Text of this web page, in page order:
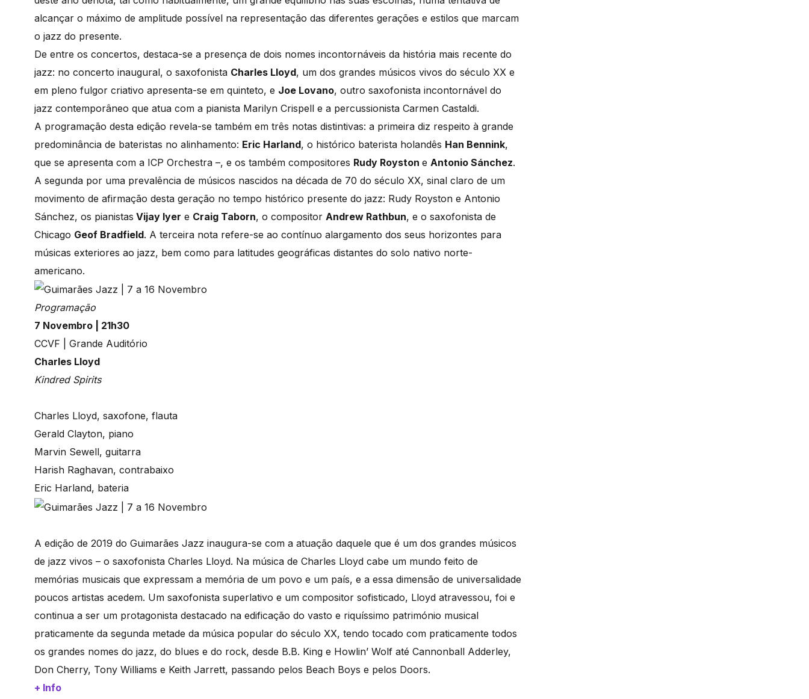
alcançar o máximo de amplitude possível na representação das diferentes gerações e estilos que marcam
o jazz do presente.
De entre os concertos, destaca-se a presença de dois nomes incontornáveis da história mais recente do
jazz: no concerto inaugural, o saxofonista Charles Lloyd, um dos grandes músicos vivos do século XX e
em pleno fulgor criativo apresenta-se em quinteto, e Joe Lovano, outro saxofonista incontornável do
jazz contemporâneo que atua com a pianista Marilyn Crispell e a percussionista Carmen Castaldi.
A programação desta edição revela-se também em três notas distintivas: a primeira diz respeito à grande
predominância de bateristas no alinhamento: Eric Harland, o histórico baterista holandês Han Bennink,
que se apresenta com a ICP Orchestra –, e os também compositores Rudy Royston e Antonio Sánchez.
A segunda por uma prevalência de músicos nascidos na década de 70 do século XX, sinal claro de um
movimento de afirmação desta geração no tempo histórico presente do jazz: Rudy Royston e Antonio
Sánchez, os pianistas Vijay Iyer e Craig Taborn, o compositor Andrew Rathbun, e o saxofonista de
Chicago Geof Bradfield. A terceira nota refere-se ao contínuo alargamento dos seus horizontes para
músicas exteriores ao jazz, bem como para latitudes geográficas distantes do solo nativo norte-
americano.
Programação
7 Novembro | 21h30
CCVF | Grande Auditório
Charles Lloyd
Kindred Spirits
Charles Lloyd, saxofone, flauta
Gerald Clayton, piano
Marvin Sewell, guitarra
Harish Raghavan, contrabaixo
Eric Harland, bateria
A edição de 2019 do Guimarães Jazz inaugura-se com a atuação daquele que é um dos grandes músicos
de jazz vivos – o saxofonista Charles Lloyd. Na música de Charles Lloyd cabe um mundo feito de
memórias musicais que expressam a memória de um povo e um país, e a essa dimensão de universalidade
poucos artistas acedem. Um saxofonista superlativo e um compositor sofisticado, Lloyd atravessou, foi e
continua a ser um protagonista destacado na edificação do vasto e riquíssimo património musical
praticamente da segunda metade da música popular do século XX, tendo tocado com praticamente todos
os grandes nomes do jazz, do blues e do rock, desde B.B. King e Howlin’ Wolf até Cannonball Adderley,
Don Cherry, Tony Williams e Keith Jarrett, passando pelos Beach Boys e pelos Doors.
+ Info